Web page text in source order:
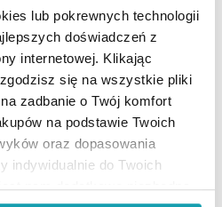
lub pokrewnych technologii
doświadczeń z
internetowej. Klikając
zgodzisz się na wszystkie pliki
zadbanie o Twój komfort
na podstawie Twoich
oraz dopasowania
indywidualnie do Twoich
nam dodatkowo niezbędna
suplementy powinni
z nadwagą – podpowiada
CZYTAJ DALEJ